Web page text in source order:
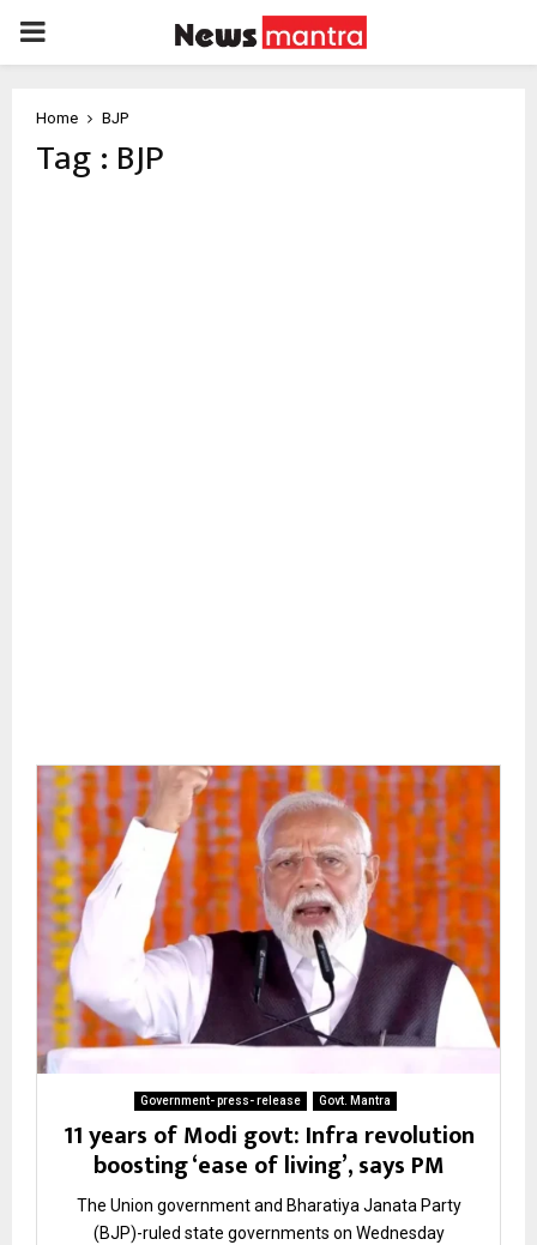
PRIMARY
Home BJP
Tag : BJP
Government- press- release Govt. Mantra
11 years of Modi govt: Infra revolution
boosting ‘ease of living’, says PM
The Union government and Bharatiya Janata Party
(BJP)-ruled state governments on Wednesday